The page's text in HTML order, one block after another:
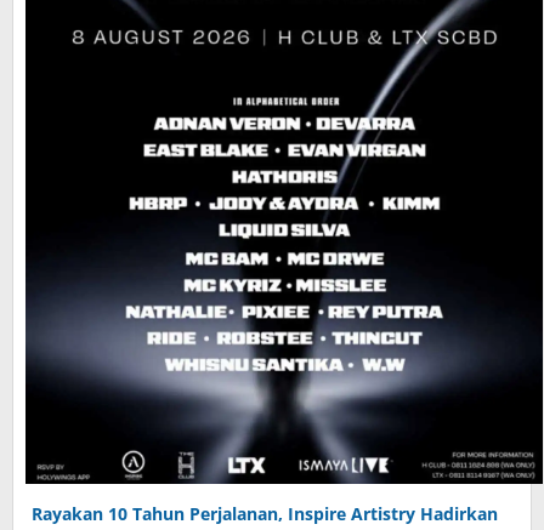
Rayakan 10 Tahun Perjalanan, Inspire Artistry Hadirkan